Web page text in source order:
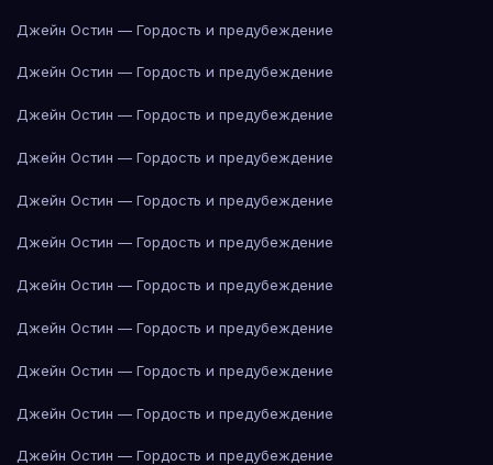
Джейн Остин — Гордость и предубеждение
Джейн Остин — Гордость и предубеждение
Джейн Остин — Гордость и предубеждение
Джейн Остин — Гордость и предубеждение
Джейн Остин — Гордость и предубеждение
Джейн Остин — Гордость и предубеждение
Джейн Остин — Гордость и предубеждение
Джейн Остин — Гордость и предубеждение
Джейн Остин — Гордость и предубеждение
Джейн Остин — Гордость и предубеждение
Джейн Остин — Гордость и предубеждение